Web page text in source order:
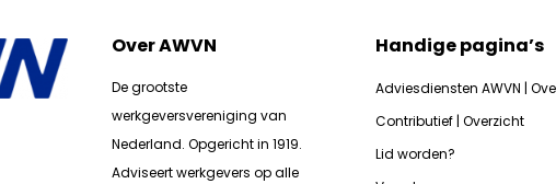
Over AWVN
De grootste
werkgeversvereniging van
Nederland. Opgericht in 1919.
Adviseert werkgevers op alle
Handige pagina’s
Adviesdiensten AWVN |
Contributief | Overzicht
Lid worden?